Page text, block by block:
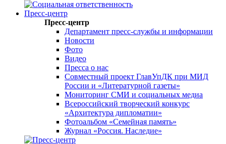
Пресс-центр
Пресс-центр
Департамент пресс-службы и информации
Новости
Фото
Видео
Пресса о нас
Совместный проект ГлавУпДК при МИД
России и «Литературной газеты»
Мониторинг СМИ и социальных медиа
Всероссийский творческий конкурс
«Архитектура дипломатии»
Фотоальбом «Семейная память»
Журнал «Россия. Наследие»